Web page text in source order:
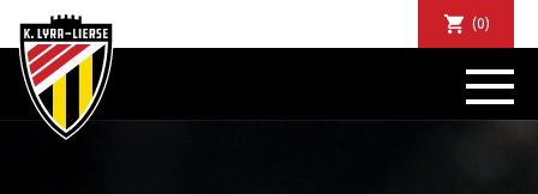
(0)
NIEUWS
DE CLUB